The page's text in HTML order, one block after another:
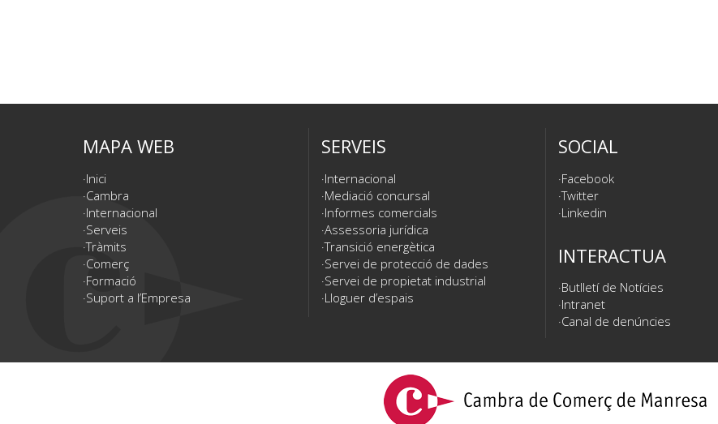
MAPA WEB
Inici
Cambra
Internacional
Serveis
Tràmits
Comerç
Formació
Suport a l’Empresa
SERVEIS
Internacional
Mediació concursal
Informes comercials
Assessoria jurídica
Transició energètica
Servei de protecció de dades
Servei de propietat industrial
Lloguer d’espais
SOCIAL
Facebook
Twitter
Linkedin
INTERACTUA
Butlletí de Notícies
Intranet
Canal de denúncies